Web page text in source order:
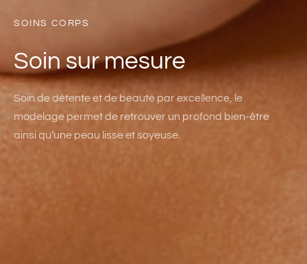
SOINS CORPS
Soin sur mesure
Soin de détente et de beauté par excellence, le
modelage permet de retrouver un profond bien-être
ainsi qu’une peau lisse et soyeuse.